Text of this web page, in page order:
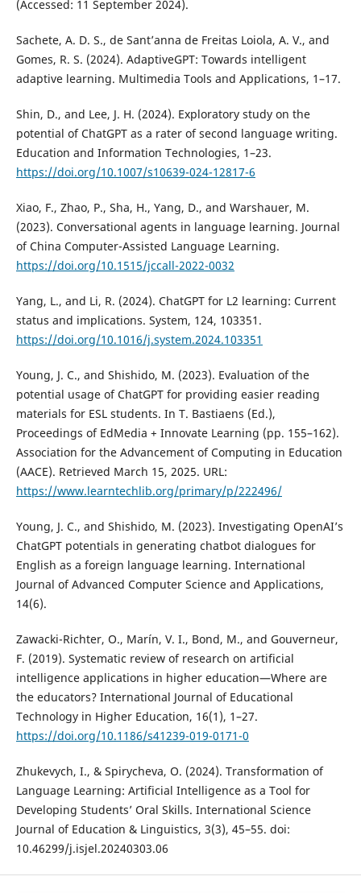
(Accessed: 11 September 2024).
Sachete, A. D. S., de Sant’anna de Freitas Loiola, A. V., and
Gomes, R. S. (2024). AdaptiveGPT: Towards intelligent
adaptive learning. Multimedia Tools and Applications, 1–17.
Shin, D., and Lee, J. H. (2024). Exploratory study on the
potential of ChatGPT as a rater of second language writing.
Education and Information Technologies, 1–23.
https://doi.org/10.1007/s10639-024-12817-6
Xiao, F., Zhao, P., Sha, H., Yang, D., and Warshauer, M.
(2023). Conversational agents in language learning. Journal
of China Computer-Assisted Language Learning.
https://doi.org/10.1515/jccall-2022-0032
Yang, L., and Li, R. (2024). ChatGPT for L2 learning: Current
status and implications. System, 124, 103351.
https://doi.org/10.1016/j.system.2024.103351
Young, J. C., and Shishido, M. (2023). Evaluation of the
potential usage of ChatGPT for providing easier reading
materials for ESL students. In T. Bastiaens (Ed.),
Proceedings of EdMedia + Innovate Learning (pp. 155–162).
Association for the Advancement of Computing in Education
(AACE). Retrieved March 15, 2025. URL:
https://www.learntechlib.org/primary/p/222496/
Young, J. C., and Shishido, M. (2023). Investigating OpenAI’s
ChatGPT potentials in generating chatbot dialogues for
English as a foreign language learning. International
Journal of Advanced Computer Science and Applications,
14(6).
Zawacki-Richter, O., Marín, V. I., Bond, M., and Gouverneur,
F. (2019). Systematic review of research on artificial
intelligence applications in higher education—Where are
the educators? International Journal of Educational
Technology in Higher Education, 16(1), 1–27.
https://doi.org/10.1186/s41239-019-0171-0
Zhukevych, I., & Spirycheva, O. (2024). Transformation of
Language Learning: Artificial Intelligence as a Tool for
Developing Students’ Oral Skills. International Science
Journal of Education & Linguistics, 3(3), 45–55. doi:
10.46299/j.isjel.20240303.06